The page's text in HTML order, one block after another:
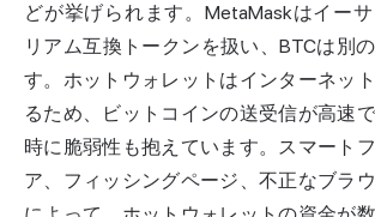
どが挙げられます。MetaMaskはイー
リアム互換トークンを扱い、BTCは別
す。ホットウォレットはインターネッ
るため、ビットコインの送受信が高速
時に脆弱性も抱えています。スマート
ア、フィッシングページ、不正なブラ